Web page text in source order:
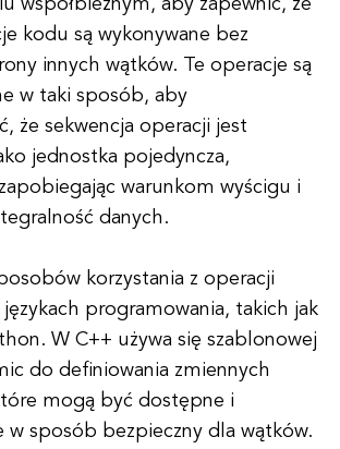
współbieżnym, aby zapewnić, że
kodu są wykonywane bez
innych wątków. Te operacje są
w taki sposób, aby
że sekwencja operacji jest
jednostka pojedyncza,
warunkom wyścigu i
danych.
korzystania z operacji
programowania, takich jak
W C++ używa się szablonowej
do definiowania zmiennych
mogą być dostępne i
w sposób bezpieczny dla wątków.